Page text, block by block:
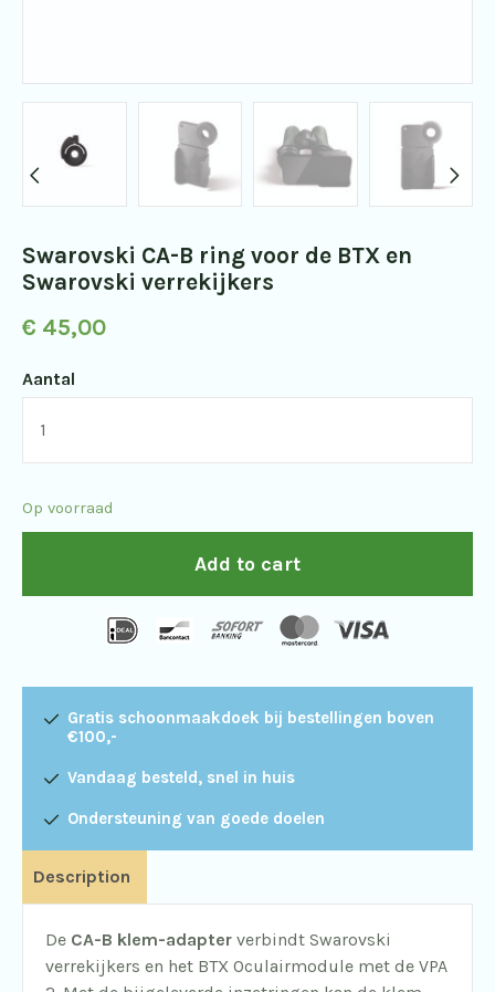
Swarovski CA-B ring voor de BTX en
Swarovski verrekijkers
€ 45,00
Aantal
ring
verrekijkers
quantity
Op voorraad
Add to cart
Gratis schoonmaakdoek bij bestellingen boven
€100,-
Vandaag besteld, snel in huis
Ondersteuning van goede doelen
Description
De CA-B klem-adapter verbindt Swarovski
verrekijkers en het BTX Oculairmodule met de VPA